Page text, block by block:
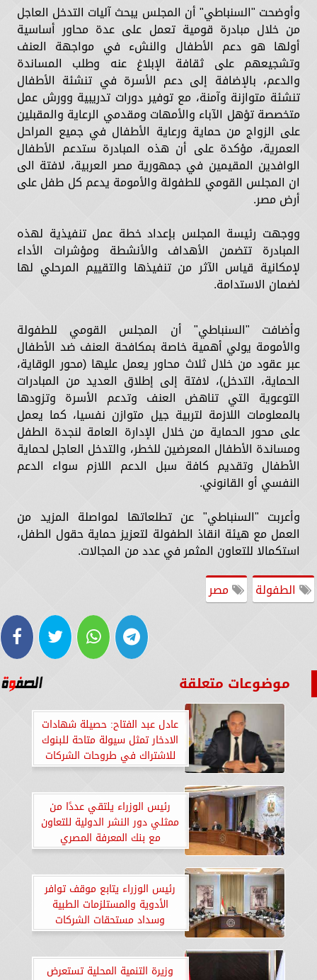
وأوضحت "السنباطي" أن المجلس يبحث آليات التدخل العاجل
من خلال مبادرة قومية تعمل على عدة محاور أساسية
أولها هو دعم الأطفال والنشء في مواجهة العنف
وتشجيعهم على ثقافة الإبلاغ عنه وطلب المساندة
والدعم، بالإضافة إلى دعم الأسرة في تنشئة الأطفال
تنشئة متوازنة وآمنة، مع توفير دورات تدريبية وورش عمل
متخصصة تؤهل الآباء والأمهات ومقدمي الرعاية والمقبلين
على الزواج من حماية ورعاية الأطفال في جميع المراحل
العمرية، مؤكدة على أن هذه المبادرة ستدعم الأطفال
الوافدين المقيمين في جمهورية مصر العربية، لافتة الى
ان المجلس القومي للطفولة والأمومة يدعم كل طفل على
أرض مصر.
ووجهت رئيسة المجلس بإعداد خطة عمل تنفيذية لهذه
المبادرة تتضمن الأهداف والأنشطة ومؤشرات الأداء
لإمكانية قياس الآثر من تنفيذها والتقييم المرحلي لها
لضمان الاستدامة.
وأضافت "السنباطي" أن المجلس القومي للطفولة
والأمومة يولي أهمية خاصة بمكافحة العنف ضد الأطفال
عبر عقود من خلال ثلاث محاور يعمل عليها (محور الوقاية،
الحماية، التدخل)، لافتة إلى إطلاق العديد من المبادرات
التوعوية التي تناهض العنف وتدعم الأسرة وتزودها
بالمعلومات اللازمة لتربية جيل متوازن نفسيا، كما يعمل
على محور الحماية من خلال الإدارة العامة لنجدة الطفل
ومساندة الأطفال المعرضين للخطر، والتدخل العاجل لحماية
الأطفال وتقديم كافة سبل الدعم اللازم سواء الدعم
النفسي أو القانوني.
وأعربت "السنباطي" عن تطلعاتها لمواصلة المزيد من
العمل مع هيئة انقاذ الطفولة لتعزيز حماية حقول الطفل،
استكمالا للتعاون المثمر في عدد من المجالات.
الطفولة
مصر
موضوعات متعلقة
عادل عبد الفتاح: حصيلة شهادات
الادخار تمثل سيولة متاحة للبنوك
للاشتراك في طروحات الشركات
العامة المقبلة
رئيس الوزراء يلتقي عددًا من
ممثلي دور النشر الدولية للتعاون
مع بنك المعرفة المصري
رئيس الوزراء يتابع موقف توافر
الأدوية والمستلزمات الطبية
وسداد مستحقات الشركات
وزيرة التنمية المحلية تستعرض